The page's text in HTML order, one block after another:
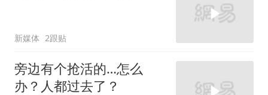
新媒体 2跟贴
旁边有个抢活的…怎么
办？人都过去了？